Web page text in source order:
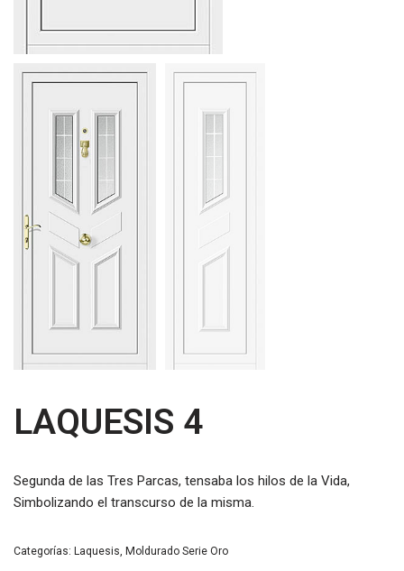
LAQUESIS 4
Segunda de las Tres Parcas, tensaba los hilos de la Vida,
Simbolizando el transcurso de la misma.
Categorías: Laquesis, Moldurado Serie Oro